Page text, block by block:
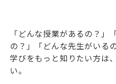
「どんな授業があるの？」
の？」「どんな先生がいる
学びをもっと知りたい方は
い。